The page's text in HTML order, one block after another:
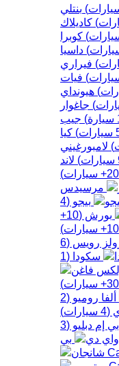
) بنتلي
) كاديلاك
) كوبرا
) داسيا
) فيراري
) فيات
) هيونداي
) جاغوار
سيارة) جيب
سيارات) كيا
) لامبورغيني
سيارات) لاند
20+ سيارات)
مرسيدس
بيجو (
4
بورش (
10+
10+ سيارات)
رويس (
6
سكودا (
1
30+ سيارات)
ألفا روميو (
2
(
4 سيارات)
بي إم دبليو (
3
بي